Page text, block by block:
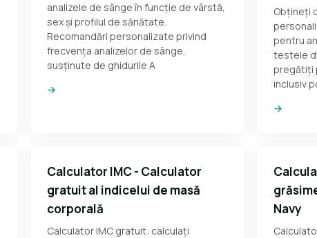
analizele de sânge în funcție de vârstă,
sex și profilul de sănătate.
Recomandări personalizate privind
frecvența analizelor de sânge,
susținute de ghidurile A
→
Obțineți
pentru
testele
pregătiți
inclusiv
→
Calculator IMC - Calculator
gratuit al indicelui de masă
corporală
Calculator IMC gratuit: calculați
Navy